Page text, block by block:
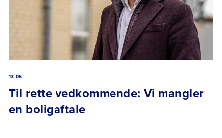
13-05
Til rette vedkommende: Vi mangler
en boligaftale